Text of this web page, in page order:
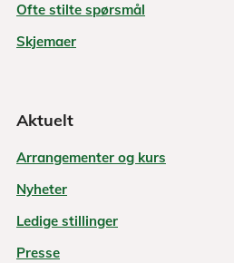
Ofte stilte spørsmål
Skjemaer
Aktuelt
Arrangementer og kurs
Nyheter
Ledige stillinger
Presse